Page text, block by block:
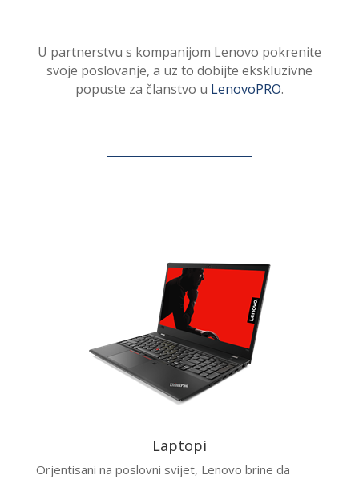
U partnerstvu s kompanijom Lenovo pokrenite
svoje poslovanje, a uz to dobijte ekskluzivne
popuste za članstvo u LenovoPRO.
Laptopi
Orjentisani na poslovni svijet, Lenovo brine da